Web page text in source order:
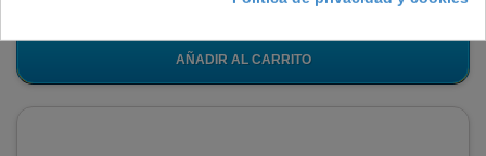
AÑADIR AL CARRITO